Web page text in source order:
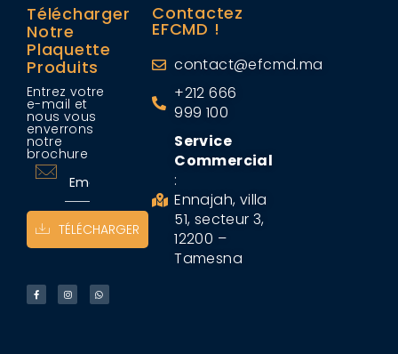
Télécharger
Notre
Plaquette
Produits
Entrez votre
e-mail et
nous vous
enverrons
notre
brochure
TÉLÉCHARGER
Contactez
EFCMD !
contact@efcmd.ma
+212 666
999 100
Service
Commercial
:
Ennajah, villa
51, secteur 3,
12200 –
Tamesna